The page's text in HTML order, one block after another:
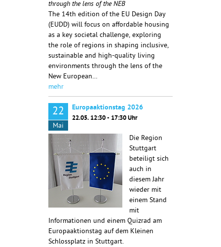
through the lens of the NEB
The 14th edition of the EU Design Day
(EUDD) will focus on affordable housing
as a key societal challenge, exploring
the role of regions in shaping inclusive,
sustainable and high-quality living
environments through the lens of the
New European…
mehr
22
Mai
Europaaktionstag 2026
22.05. 12:30 - 17:30 Uhr
Die Region
Stuttgart
beteiligt sich
auch in
diesem Jahr
wieder mit
einem Stand
mit
Informationen und einem Quizrad am
Europaaktionstag auf dem Kleinen
Schlossplatz in Stuttgart.